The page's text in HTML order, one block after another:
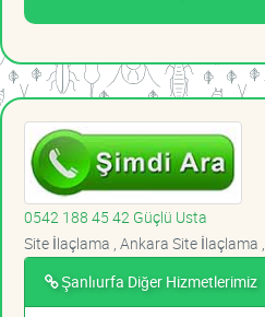
0542 188 45 42 Güçlü Usta
Site İlaçlama , Ankara Site İlaçlama ,
Şanlıurfa Diğer Hizmetlerimiz